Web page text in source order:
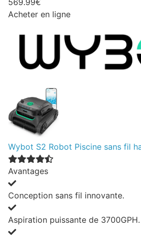
569.99€
Acheter en ligne
Wybot S2 Robot Piscine sans fil
Avantages
Conception sans fil innovante.
Aspiration puissante de 3700GPH.